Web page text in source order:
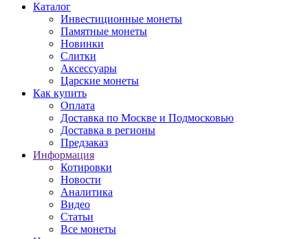
Каталог
Инвестиционные монеты
Памятные монеты
Новинки
Слитки
Аксессуары
Царские монеты
Как купить
Оплата
Доставка по Москве и Подмосковью
Доставка в регионы
Предзаказ
Информация
Котировки
Новости
Аналитика
Видео
Статьи
Все монеты